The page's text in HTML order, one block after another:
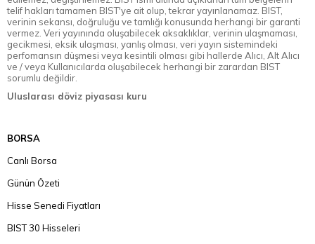
telif hakları tamamen BIST'ye ait olup, tekrar yayınlanamaz. BIST,
verinin sekansı, doğruluğu ve tamlığı konusunda herhangi bir garanti
vermez. Veri yayınında oluşabilecek aksaklıklar, verinin ulaşmaması,
gecikmesi, eksik ulaşması, yanlış olması, veri yayın sistemindeki
perfomansın düşmesi veya kesintili olması gibi hallerde Alıcı, Alt Alıcı
ve / veya Kullanıcılarda oluşabilecek herhangi bir zarardan BIST
sorumlu değildir.
Uluslarası döviz piyasası kuru
BORSA
Canlı Borsa
Günün Özeti
Hisse Senedi Fiyatları
BIST 30 Hisseleri